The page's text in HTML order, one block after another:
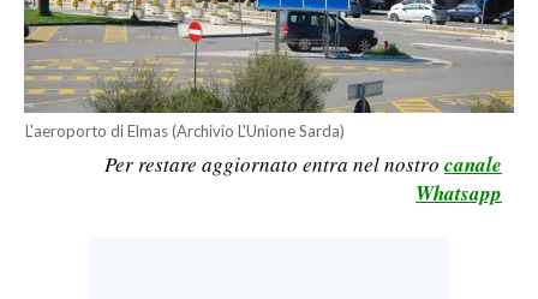
SERVIZI ALLE IMPRESE
LAVORO
BANDI
SPORT IN SARDEGNA
L'aeroporto di Elmas (Archivio L'Unione Sarda)
Per restare aggiornato entra nel nostro canale
Whatsapp